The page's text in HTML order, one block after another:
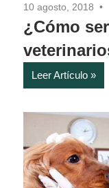
10 agosto, 2018
¿Cómo
Leer Artículo